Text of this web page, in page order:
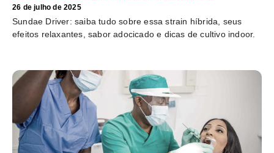
26 de julho de 2025
Sundae Driver: saiba tudo sobre essa strain híbrida, seus
efeitos relaxantes, sabor adocicado e dicas de cultivo indoor.